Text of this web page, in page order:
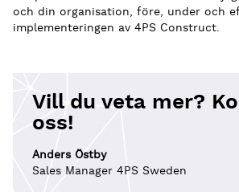
och din organisation, före, under och
implementeringen av 4PS Construct.
Vill du veta mer?
oss!
Anders Östby
Sales Manager 4PS Sweden